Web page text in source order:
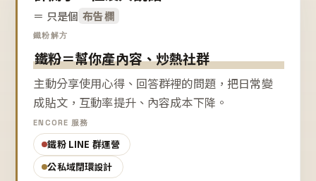
＝ 只是個 布告欄
鐵粉解方
鐵粉＝幫你產內容、炒熱社群
主動分享使用心得、回答群裡的問題，把日常變
成貼文，互動率提升、內容成本下降。
ENCORE 服務
鐵粉 LINE 群運營
公私域閉環設計